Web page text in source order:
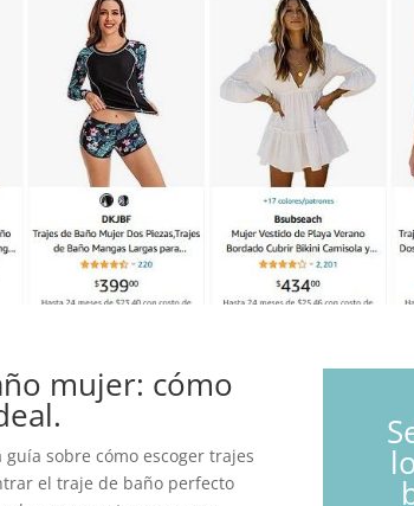
mujer: cómo
guía sobre cómo escoger trajes
el traje de baño perfecto